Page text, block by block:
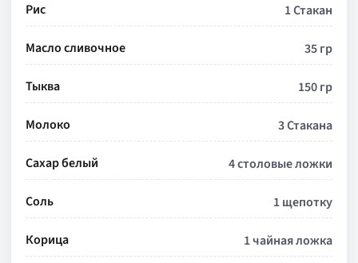
Рис 1 Стакан
Масло сливочное 35 гр
Тыква 150 гр
Молоко 3 Стакана
Сахар белый 4 столовые ложки
Соль 1 щепотку
Корица 1 чайная ложка